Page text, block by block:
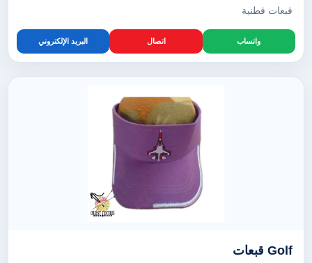
قبعات قطنية
واتساب اتصال البريد الإلكتروني
Golf قبعات